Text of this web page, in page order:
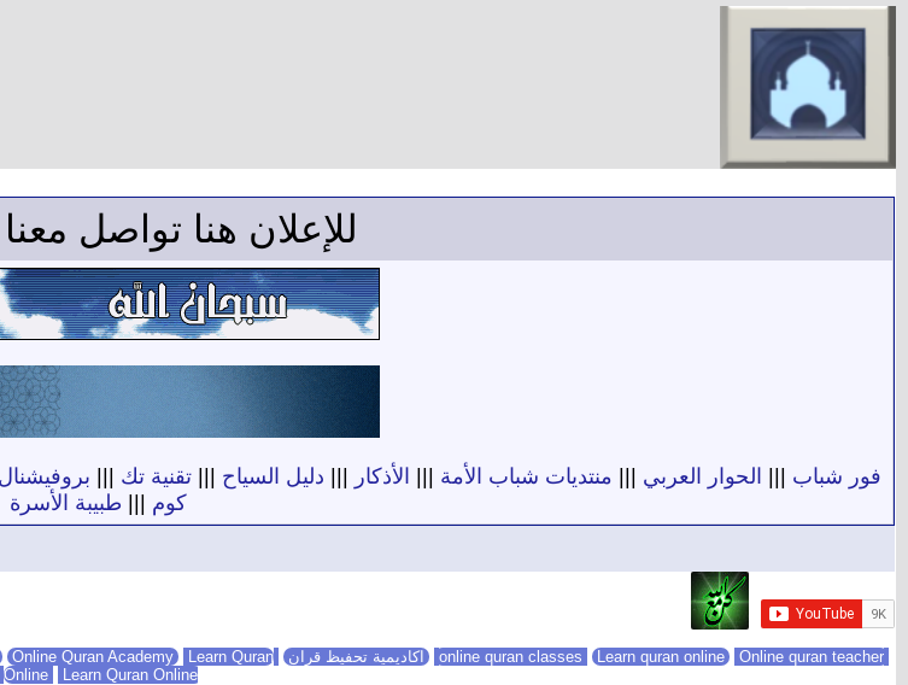
للإعلان هنا تواصل
فور شباب الحوار العربي منتديات شباب الأمة الأذكار دليل السياح |||تقنية تك
كوم
طبيبة الأسرة
Learn quran online Online quran teacher اكاديمية تحفيظ قران Online Quran Academy
Learn Quran
Online
Learn Quran Online